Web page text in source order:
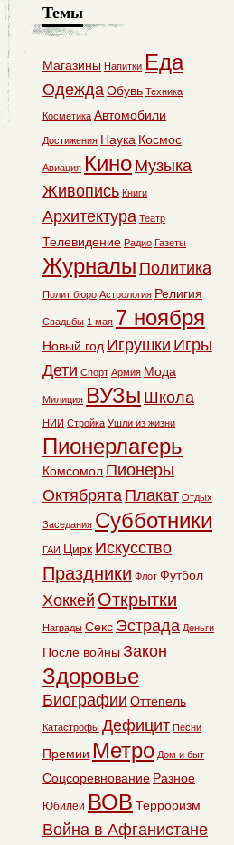
Темы
Магазины Напитки Еда
ОдеждаОбувь Техника
Косметика Автомобили
Достижения Наука Космос
Авиация Кино Музыка
Живопись Книги
Архитектура Театр
Телевидение Радио Газеты
Журналы Политика
Полит бюро Астрология Религия
Свадьбы 1 мая 7 ноября
Новый год Игрушки Игры
Дети Спорт Армия Мода
Милиция ВУЗы Школа
НИИ Стройка Ушли из жизни
Пионерлагерь
Комсомол Пионеры
Октябрята Плакат Отдых
Заседания Субботники
ГАИ Цирк Искусство
Праздники Флот Футбол
Хоккей Открытки
Награды Секс Эстрада Деньги
После войны Закон
Здоровье
Биографии Оттепель
Катастрофы Дефицит Песни
Премии Метро Дом и быт
Соцсоревнование Разное
Юбилеи ВОВ Терроризм
Война в Афганистане